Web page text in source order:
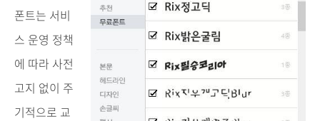
폰트는 서비
스 운영 정책
에 따라 사전
고지 없이 주
기적으로 교